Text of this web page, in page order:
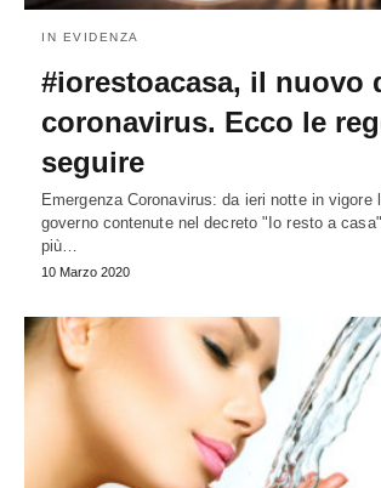
IN EVIDENZA
#iorestoacasa, il nuovo
coronavirus. Ecco le
seguire
Emergenza Coronavirus: da ieri notte in vigore
governo contenute nel decreto "Io resto a
più…
10 Marzo 2020